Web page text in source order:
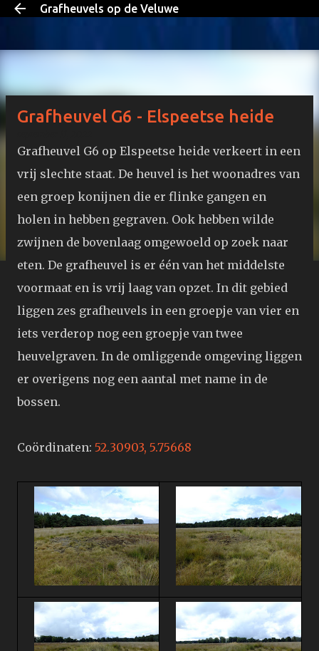
Doorgaan naar hoofdcontent
Grafheuvels op de Veluwe
Grafheuvel G6 - Elspeetse heide
Grafheuvel G6 op Elspeetse heide verkeert in een
vrij slechte staat. De heuvel is het woonadres van
een groep konijnen die er flinke gangen en
holen in hebben gegraven. Ook hebben wilde
zwijnen de bovenlaag omgewoeld op zoek naar
eten. De grafheuvel is er één van het middelste
voormaat en is vrij laag van opzet. In dit gebied
liggen zes grafheuvels in een groepje van vier en
iets verderop nog een groepje van twee
heuvelgraven. In de omliggende omgeving liggen
er overigens nog een aantal met name in de
bossen.
Coördinaten: 52.30903, 5.75668